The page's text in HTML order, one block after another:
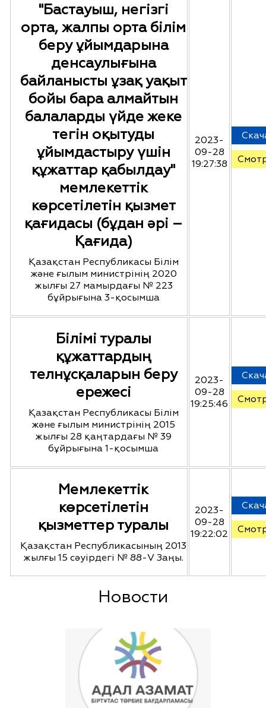
"Бастауыш, негізгі
орта, жалпы орта білім
беру ұйымдарына
денсаулығына
байланысты ұзақ уақыт
бойы бара алмайтын
балаларды үйде жеке
тегін оқытуды
ұйымдастыру үшін
құжаттар қабылдау"
мемлекеттік
көрсетілетін қызмет
қағидасы (бұдан әрі –
Қағида)
Қазақстан Республикасы Білім
және ғылым министрінің 2020
жылғы 27 мамырдағы № 223
бұйрығына 3-қосымша
2023-
09-28
19:27:38
Білімі туралы
құжаттардың
телнұсқаларын беру
ережесі
Қазақстан Республикасы Білім
және ғылым министрінің 2015
жылғы 28 қаңтардағы № 39
бұйрығына 1-қосымша
2023-
09-28
19:25:46
Мемлекеттік
көрсетілетін
қызметтер туралы
Қазақстан Республикасының 2013
жылғы 15 сәуірдегі № 88-V Заңы.
2023-
09-28
19:22:02
Новости